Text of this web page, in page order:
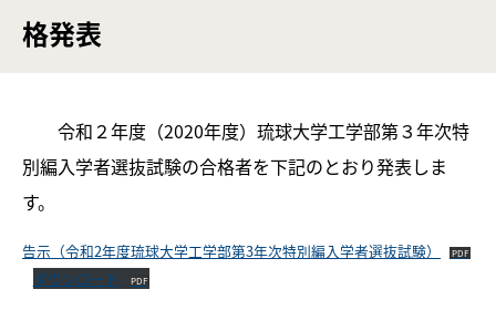
格発表
令和２年度（2020年度）琉球大学工学部第３年次特
別編入学者選抜試験の合格者を下記のとおり発表しま
す。
告示（令和2年度琉球大学工学部第3年次特別編入学者選抜試験）
ダウンロード